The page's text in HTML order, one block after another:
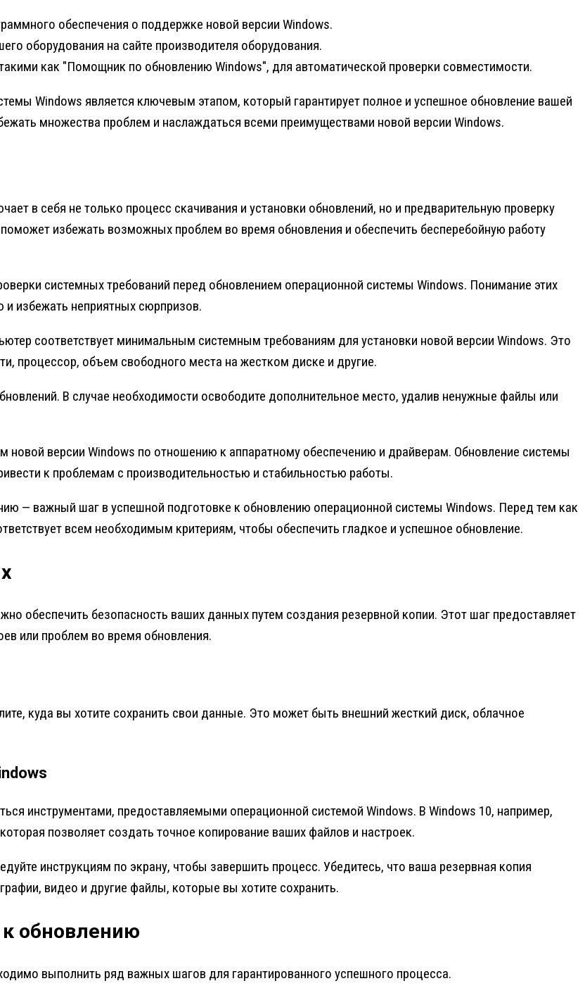
обеспечения о поддержке новой версии Windows.
оборудования на сайте производителя оборудования.
как "Помощник по обновлению Windows", для автоматической проверки совместимости.
Windows является ключевым этапом, который гарантирует полное и успешное обновление вашей
множества проблем и наслаждаться всеми преимуществами новой версии Windows.
в себя не только процесс скачивания и установки обновлений, но и предварительную проверку
избежать возможных проблем во время обновления и обеспечить бесперебойную работу
системных требований перед обновлением операционной системы Windows. Понимание этих
избежать неприятных сюрпризов.
соответствует минимальным системным требованиям для установки новой версии Windows. Это
процессор, объем свободного места на жестком диске и другие.
В случае необходимости освободите дополнительное место, удалив ненужные файлы или
новой версии Windows по отношению к аппаратному обеспечению и драйверам. Обновление системы
к проблемам с производительностью и стабильностью работы.
— важный шаг в успешной подготовке к обновлению операционной системы Windows. Перед тем как
всем необходимым критериям, чтобы обеспечить гладкое и успешное обновление.
обеспечить безопасность ваших данных путем создания резервной копии. Этот шаг предоставляет
или проблем во время обновления.
куда вы хотите сохранить свои данные. Это может быть внешний жесткий диск, облачное
инструментами, предоставляемыми операционной системой Windows. В Windows 10, например,
позволяет создать точное копирование ваших файлов и настроек.
инструкциям по экрану, чтобы завершить процесс. Убедитесь, что ваша резервная копия
видео и другие файлы, которые вы хотите сохранить.
обновлению
выполнить ряд важных шагов для гарантированного успешного процесса.